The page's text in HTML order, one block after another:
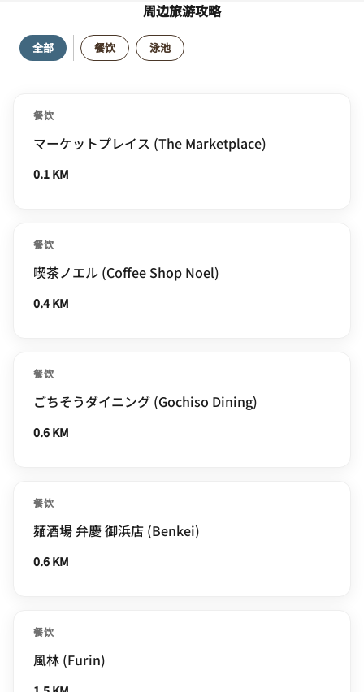
周边旅游攻略
全部 餐饮 泳池
餐饮
マーケットプレイス (The Marketplace)
0.1 KM
餐饮
喫茶ノエル (Coffee Shop Noel)
0.4 KM
餐饮
ごちそうダイニング (Gochiso Dining)
0.6 KM
餐饮
麺酒場 弁慶 御浜店 (Benkei)
0.6 KM
餐饮
風林 (Furin)